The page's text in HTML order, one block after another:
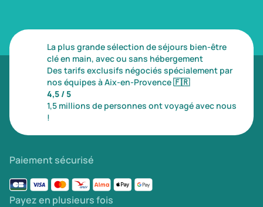
La plus grande sélection de séjours bien-être
clé en main, avec ou sans hébergement
Des tarifs exclusifs négociés spécialement par
nos équipes à Aix-en-Provence🇫🇷
4,5 / 5
1,5 millions de personnes ont voyagé avec nous
!
Paiement sécurisé
Payez en plusieurs fois